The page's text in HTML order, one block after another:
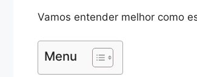
Vamos entender melhor como
Menu